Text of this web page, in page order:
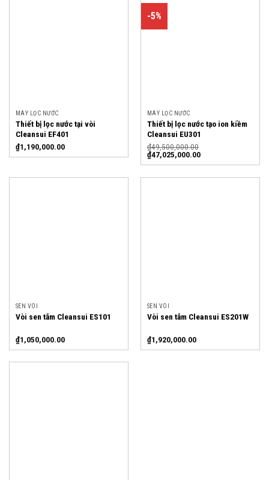
MÁY LỌC NƯỚC
Thiết bị lọc nước tại vòi
Cleansui EF401
₫1,190,000.00
-5%
MÁY LỌC NƯỚC
Thiết bị lọc nước tạo ion kiềm
Cleansui EU301
₫49,500,000.00
₫47,025,000.00
SEN VÒI
Vòi sen tắm Cleansui ES101
₫1,050,000.00
SEN VÒI
Vòi sen tắm Cleansui ES201W
₫1,920,000.00